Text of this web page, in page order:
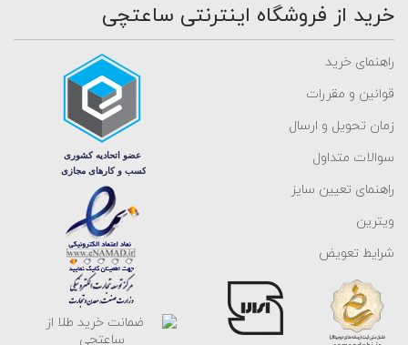
خرید از فروشگاه اینترنتی ساعتچی
راهنمای خرید
قوانین و مقررات
زمان تحویل و ارسال
سوالات متداول
راهنمای تعیین سایز
ویترین
شرایط تعویض